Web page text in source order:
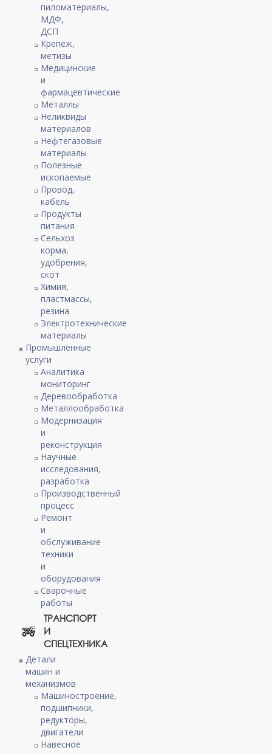
пиломатериалы,
МДФ,
ДСП
Крепеж,
метизы
Медицинские
и
фармацевтические
Металлы
Неликвиды
материалов
Нефтегазовые
материалы
Полезные
ископаемые
Провод,
кабель
Продукты
питания
Сельхоз
корма,
удобрения,
скот
Химия,
пластмассы,
резина
Электротехнические
материалы
Промышленные
услуги
Аналитика
мониторинг
Деревообработка
Металлообработка
Модернизация
и
реконструкция
Научные
исследования,
разработка
Производственный
процесс
Ремонт
и
обслуживание
техники
и
оборудования
Сварочные
работы
ТРАНСПОРТ
И
СПЕЦТЕХНИКА
Детали
машин и
механизмов
Машиностроение,
подшипники,
редукторы,
двигатели
Навесное